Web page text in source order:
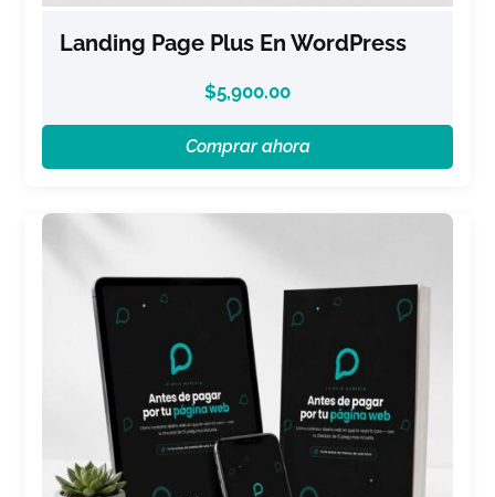
Landing Page Plus En WordPress
$5,900.00
Comprar ahora